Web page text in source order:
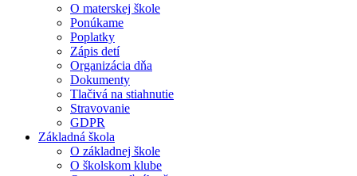
O materskej škole
Ponúkame
Poplatky
Zápis detí
Organizácia dňa
Dokumenty
Tlačivá na stiahnutie
Stravovanie
GDPR
Základná škola
O základnej škole
O školskom klube